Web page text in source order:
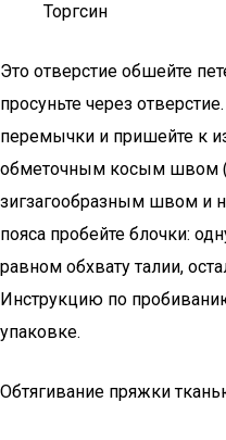
Торгсин
Это отверстие обшейте
просуньте через
перемычки и пришейте к
обметочным косым швом
зигзагообразным швом и
пояса пробейте блочки:
равном обхвату талии,
Инструкцию по
упаковке.
Обтягивание пряжки